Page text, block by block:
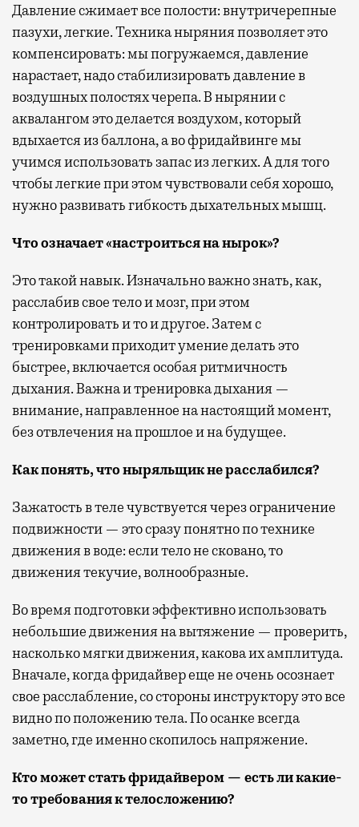
Давление сжимает все полости: внутричерепные
пазухи, легкие. Техника ныряния позволяет это
компенсировать: мы погружаемся, давление
нарастает, надо стабилизировать давление в
воздушных полостях черепа. В нырянии с
аквалангом это делается воздухом, который
вдыхается из баллона, а во фридайвинге мы
учимся использовать запас из легких. А для того
чтобы легкие при этом чувствовали себя хорошо,
нужно развивать гибкость дыхательных мышц.
Что означает «настроиться на нырок»?
Это такой навык. Изначально важно знать, как,
расслабив свое тело и мозг, при этом
контролировать и то и другое. Затем с
тренировками приходит умение делать это
быстрее, включается особая ритмичность
дыхания. Важна и тренировка дыхания —
внимание, направленное на настоящий момент,
без отвлечения на прошлое и на будущее.
Как понять, что ныряльщик не расслабился?
Зажатость в теле чувствуется через ограничение
подвижности — это сразу понятно по технике
движения в воде: если тело не сковано, то
движения текучие, волнообразные.
Во время подготовки эффективно использовать
небольшие движения на вытяжение — проверить,
насколько мягки движения, какова их амплитуда.
Вначале, когда фридайвер еще не очень осознает
свое расслабление, со стороны инструктору это все
видно по положению тела. По осанке всегда
заметно, где именно скопилось напряжение.
Кто может стать фридайвером — есть ли какие-
то требования к телосложению?